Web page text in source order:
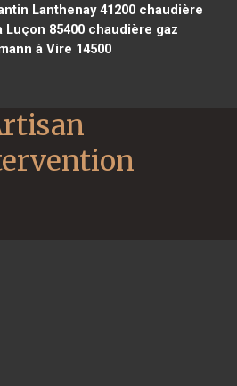
Lanthenay 41200chaudière
Luçon 85400chaudière gaz
à Vire 14500